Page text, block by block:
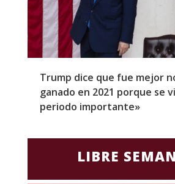
Trump dice que fue mejor
ganado en 2021 porque se
periodo importante»
LIBRE